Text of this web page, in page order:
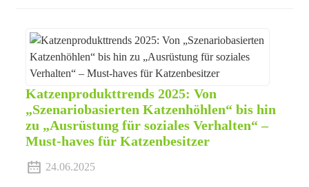
Katzenprodukttrends 2025: Von
„Szenariobasierten Katzenhöhlen“ bis hin
zu „Ausrüstung für soziales Verhalten“ –
Must-haves für Katzenbesitzer
24.06.2025